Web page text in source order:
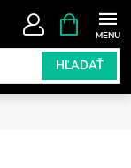
HĽADAŤ
KOŠÍK